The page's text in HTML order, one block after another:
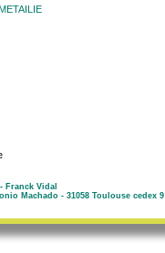
Franck Vidal
Machado - 31058 Toulouse cedex 9